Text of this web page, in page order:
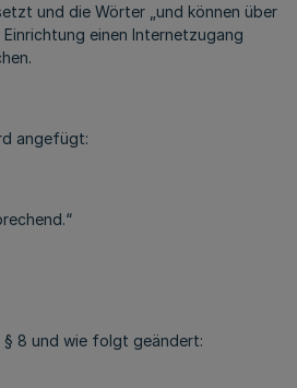
und die Wörter „und können über
einen Internetzugang
angefügt:
§ 8 und wie folgt geändert: